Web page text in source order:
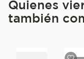
Quienes
también